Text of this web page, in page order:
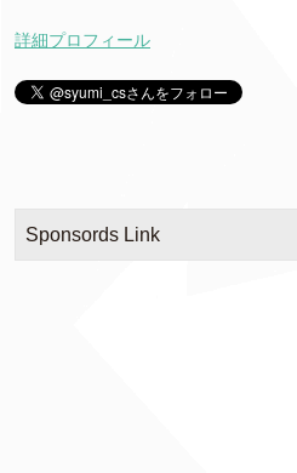
詳細プロフィール
Sponsords Link